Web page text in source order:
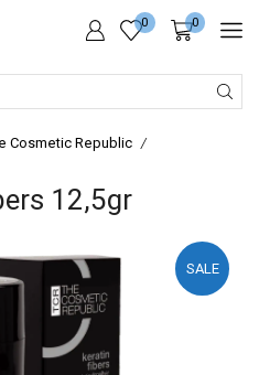
0 0
Cosmetic Republic /
12,5gr
SALE